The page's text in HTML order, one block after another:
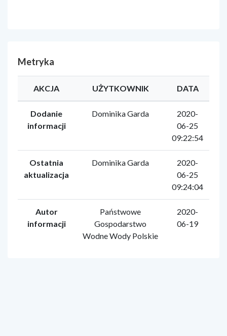
Metryka
AKCJA UŻYTKOWNIK DATA
Dodanie
informacji
Dominika Garda
2020-
06-25
09:22:54
Ostatnia
aktualizacja
Dominika Garda
2020-
06-25
09:24:04
Autor
informacji
Państwowe
Gospodarstwo
Wodne Wody Polskie
2020-
06-19